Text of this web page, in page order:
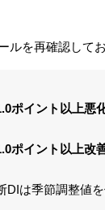
ルを再確認してお
ポイント以上悪
ポイント以上改
DIは季節調整値